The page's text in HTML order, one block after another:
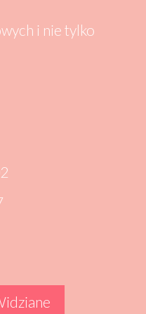
i nie tylko